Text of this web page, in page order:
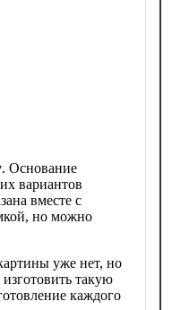
. Основание
вариантов
вместе с
но можно
уже нет, но
такую
каждого